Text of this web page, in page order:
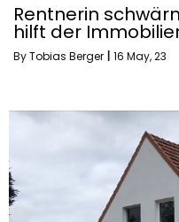
Rentnerin
hilft der
ByTobias Berger 16 May, 23